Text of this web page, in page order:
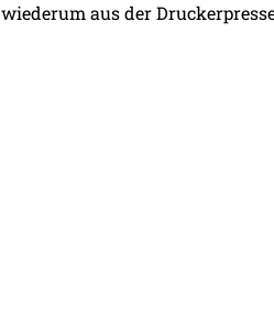
wiederum aus der